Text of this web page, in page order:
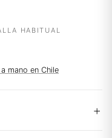
HABITUAL
mano en Chile